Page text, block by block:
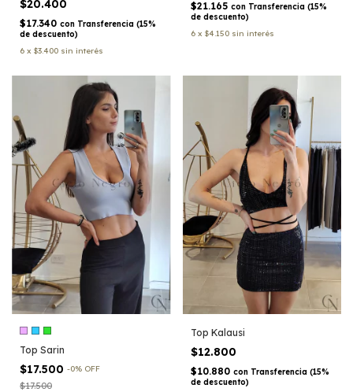
$20.400
$17.340 con Transferencia (15%
de descuento)
6 x $3.400 sin interés
$21.165 con Transferencia (15%
de descuento)
6 x $4.150 sin interés
Top Sarin
$17.500 -0% OFF
$17.500
Top Kalausi
$12.800
$10.880 con Transferencia (15%
de descuento)